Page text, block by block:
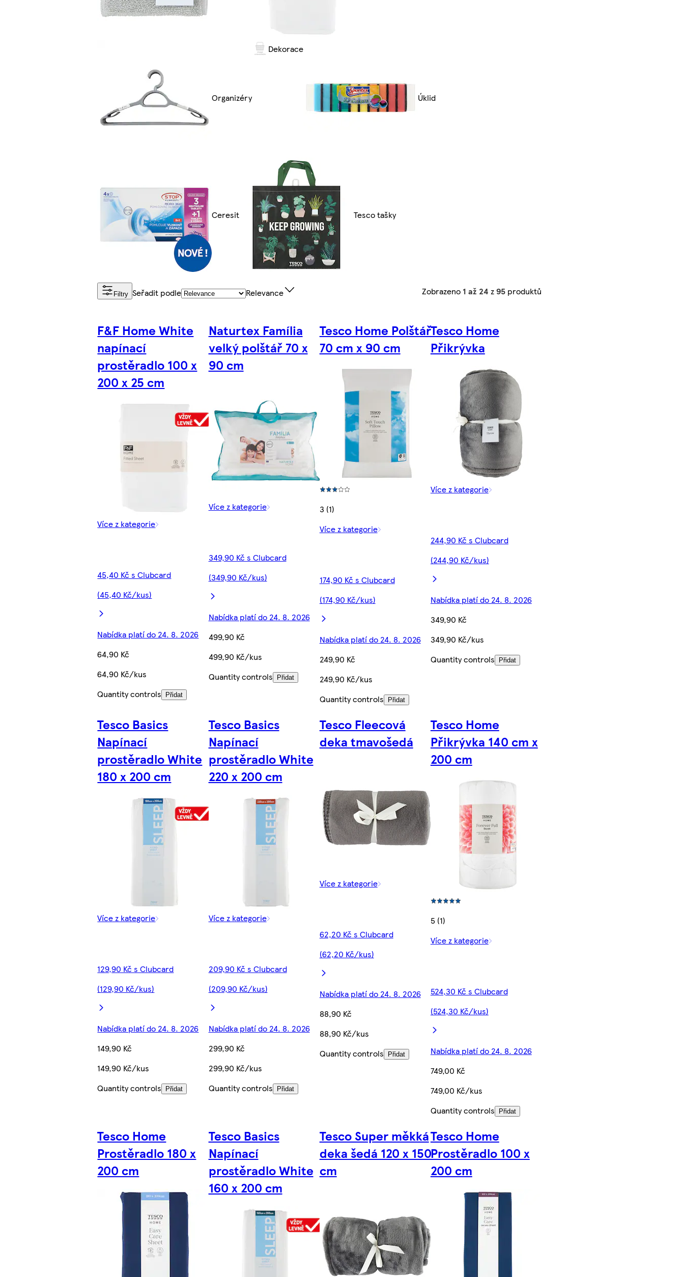
Organizéry
Dekorace
Úklid
Ceresit Tesco tašky
Filtry Seřadit podle Relevance Zobrazeno 1 až 24 z95 produktů
F&F Home White
napínací
prostěradlo 100 x
200 x 25 cm
Více z kategorie
45,40 Kč s Clubcard
(45,40 Kč/kus)
Nabídka platí do 24. 8. 2026
64,90 Kč
64,90 Kč/kus
Quantity controls
Přidat
Naturtex Família
velký polštář 70 x
90 cm
Více z kategorie
349,90 Kč s Clubcard
(349,90 Kč/kus)
Nabídka platí do 24. 8. 2026
499,90 Kč
499,90 Kč/kus
Quantity controls
Přidat
Tesco Home Polštář
70 cm x 90 cm
3 (1)
Více z kategorie
174,90 Kč s Clubcard
(174,90 Kč/kus)
Nabídka platí do 24. 8. 2026
249,90 Kč
249,90 Kč/kus
Quantity controls
Přidat
Tesco Home
Přikrývka
Více z kategorie
244,90 Kč s Clubcard
(244,90 Kč/kus)
Nabídka platí do 24. 8. 2026
349,90 Kč
349,90 Kč/kus
Quantity controls
Přidat
Tesco Basics
Napínací
prostěradlo White
180 x 200 cm
Více z kategorie
129,90 Kč s Clubcard
(129,90 Kč/kus)
Nabídka platí do 24. 8. 2026
149,90 Kč
149,90 Kč/kus
Quantity controls
Přidat
Tesco Basics
Napínací
prostěradlo White
220 x 200 cm
Více z kategorie
209,90 Kč s Clubcard
(209,90 Kč/kus)
Nabídka platí do 24. 8. 2026
299,90 Kč
299,90 Kč/kus
Quantity controls
Přidat
Tesco Fleecová
deka tmavošedá
Více z kategorie
62,20 Kč s Clubcard
(62,20 Kč/kus)
Nabídka platí do 24. 8. 2026
88,90 Kč
88,90 Kč/kus
Quantity controls
Přidat
Tesco Home
Přikrývka 140 cm x
200 cm
5 (1)
Více z kategorie
524,30 Kč s Clubcard
(524,30 Kč/kus)
Nabídka platí do 24. 8. 2026
749,00 Kč
749,00 Kč/kus
Quantity controls
Přidat
Tesco Home
Prostěradlo 180 x
200 cm
Tesco Basics
Napínací
prostěradlo White
160 x 200 cm
Tesco Super měkká
deka šedá 120 x 150
cm
Tesco Home
Prostěradlo 100 x
200 cm